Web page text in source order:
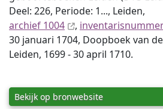
Deel: 226, Periode: 1..., Leiden,
archief 1004
,
30 januari 1704, Doopboek van
Leiden, 1699 - 30 april 1710.
Bekijk op bronwebsite